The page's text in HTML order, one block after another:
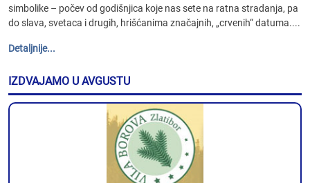
simbolike – počev od godišnjica koje nas sete na ratna stradanja, pa
do slava, svetaca i drugih, hrišćanima značajnih, „crvenih“ datuma....
Detaljnije...
IZDVAJAMO U AVGUSTU